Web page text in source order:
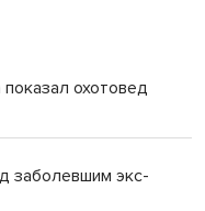
охотовед
заболевшим экс-